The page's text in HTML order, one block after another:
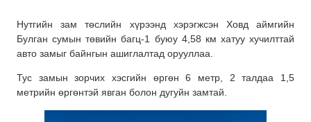
Нутгийн зам төслийн хүрээнд хэрэгжсэн Ховд аймгийн
Булган сумын төвийн багц-1 буюу 4,58 км хатуу хучилттай
авто замыг байнгын ашиглалтад орууллаа.
Тус замын зорчих хэсгийн өргөн 6 метр, 2 талдаа 1,5
метрийн өргөнтэй явган болон дугуйн замтай.